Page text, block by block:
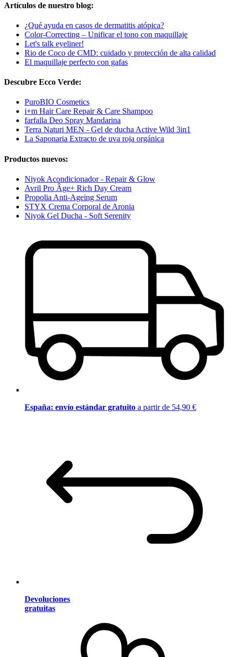
Artículos de nuestro blog:
¿Qué ayuda en casos de dermatitis atópica?
Color-Correcting – Unificar el tono con maquillaje
Let's talk eyeliner!
Rio de Coco de CMD: cuidado y protección de alta calidad
El maquillaje perfecto con gafas
Descubre Ecco Verde:
PuroBIO Cosmetics
i+m Hair Care Repair & Care Shampoo
farfalla Deo Spray Mandarina
Terra Naturi MEN - Gel de ducha Active Wild 3in1
La Saponaria Extracto de uva roja orgánica
Productos nuevos:
Niyok Acondicionador - Repair & Glow
Avril Pro Âge+ Rich Day Cream
Propolia Anti-Ageing Serum
STYX Crema Corporal de Aronia
Niyok Gel Ducha - Soft Serenity
España: envío estándar gratuito a partir de 54,90 €
Devoluciones
gratuitas